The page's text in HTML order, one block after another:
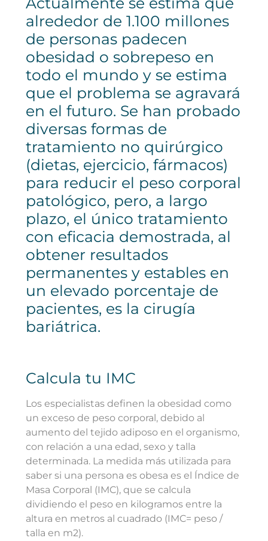
alrededor de 1.100 millones
de personas padecen
obesidad o sobrepeso en
todo el mundo y se estima
que el problema se agravará
en el futuro. Se han probado
diversas formas de
tratamiento no quirúrgico
(dietas, ejercicio, fármacos)
para reducir el peso corporal
patológico, pero, a largo
plazo, el único tratamiento
con eficacia demostrada, al
obtener resultados
permanentes y estables en
un elevado porcentaje de
pacientes, es la cirugía
bariátrica.
Calcula tu IMC
Los especialistas definen la obesidad como
un exceso de peso corporal, debido al
aumento del tejido adiposo en el organismo,
con relación a una edad, sexo y talla
determinada. La medida más utilizada para
saber si una persona es obesa es el Índice de
Masa Corporal (IMC), que se calcula
dividiendo el peso en kilogramos entre la
altura en metros al cuadrado (IMC= peso /
talla en m2).